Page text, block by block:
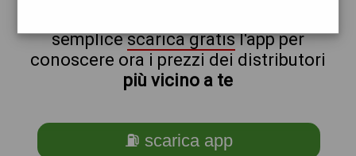
semplicescarica gratisl'app per
conoscere ora i prezzi dei distributori
più vicino a te
⛽ scarica app